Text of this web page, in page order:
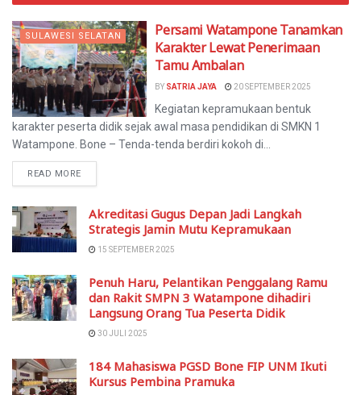
SULAWESI SELATAN
Persami Watampone Tanamkan
Karakter Lewat Penerimaan
Tamu Ambalan
BY SATRIA JAYA 20 SEPTEMBER 2025
Kegiatan kepramukaan bentuk
karakter peserta didik sejak awal masa pendidikan di SMKN 1
Watampone. Bone – Tenda-tenda berdiri kokoh di...
READ MORE
Akreditasi Gugus Depan Jadi Langkah
Strategis Jamin Mutu Kepramukaan
15 SEPTEMBER 2025
Penuh Haru, Pelantikan Penggalang Ramu
dan Rakit SMPN 3 Watampone dihadiri
Langsung Orang Tua Peserta Didik
30 JULI 2025
184 Mahasiswa PGSD Bone FIP UNM Ikuti
Kursus Pembina Pramuka